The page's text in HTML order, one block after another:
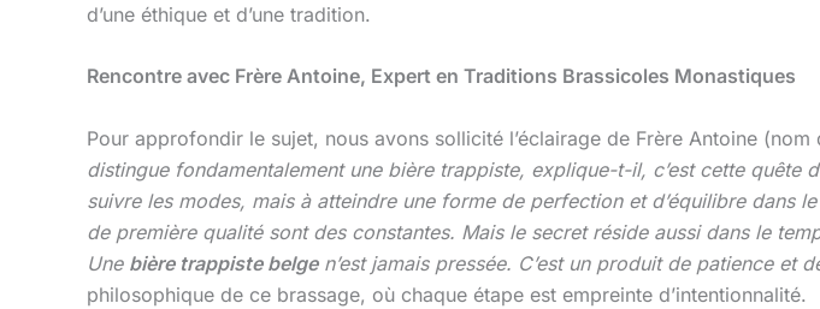
d’une éthique et d’une tradition.
Rencontre avec Frère Antoine, Expert en Traditions Brassicoles Monastiques
Pour approfondir le sujet, nous avons sollicité l’éclairage de Frère Antoine
distingue fondamentalement une bière trappiste, explique-t-il, c’est cette
suivre les modes, mais à atteindre une forme de perfection et d’équilibre dans
de première qualité sont des constantes. Mais le secret réside aussi dans le
Une bière trappiste belgen’est jamais pressée. C’est un produit de patience et
philosophique de ce brassage, où chaque étape est empreinte d’intentionnalité.